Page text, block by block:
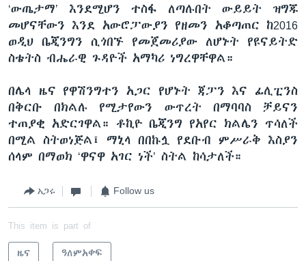
‘ውጤታማ’ እንደሚሆን ተስፋ ለጣሉበት ውይይት ዝግጁ
መሆናቸውን እንደ አውሮፓውያን የዘመን አቆጣጠር ከ2016
ወዲህ ቤጂንግን ሲጎበኙ የመጀመሪያው ለሆኑት የዩናይትድ
ስቴትስ ብሔራዊ ጉዳዮች አማካሪ ነግረዋቸዋል።
በሌላ ዜና የዋሽንግተን አጋር የሆኑት ጃፓን እና ፊሊፒንስ
በቅርቡ በክልሉ የሚታየውን ውጥረት በማባባስ ቻይናን
ተጠያቂ አድርገዋል። ቶኪዮ ቤጂንግ የአየር ክልሌን ጥሳለች
በሚል ስትወነጅል፤ ማኒላ በበኩሏ የደቡብ ምሥራቅ እስያን
ሰላም በማወክ ‘ዋናዋ አገር ነች’ ስትል ከሳታለች።
አጋሩ Follow us
This item is part of
ዜና ዓለምአቀፍ